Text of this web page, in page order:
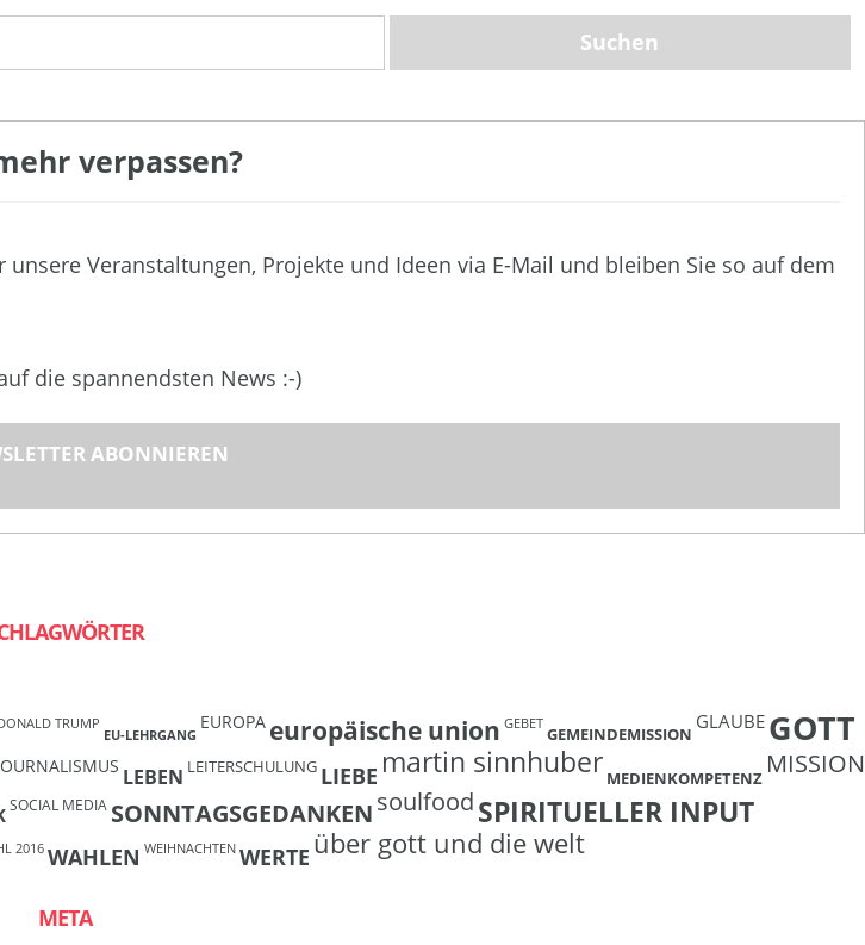
verpassen?
Veranstaltungen, Projekte und Ideen via E-Mail und bleiben Sie so auf dem
die spannendsten News :-)
ABONNIEREN
TRUMP
EU-LEHRGANG
EUROPA europäische union GEBET GEMEINDEMISSION
GLAUBE GOTT
LEBEN LEITERSCHULUNG LIEBE martin sinnhuber MEDIENKOMPETENZ MISSION
SOCIAL MEDIA SONNTAGSGEDANKENsoulfoodSPIRITUELLER INPUT
2016 WAHLEN WEIHNACHTEN WERTE über gott und die welt
META